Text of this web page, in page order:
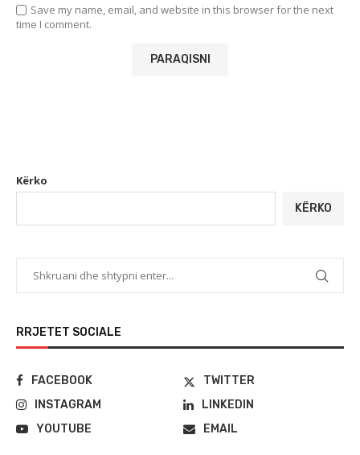
Save my name, email, and website in this browser for the next
time I comment.
Kërko
KËRKO
RRJETET SOCIALE
FACEBOOK
TWITTER
INSTAGRAM
LINKEDIN
YOUTUBE
EMAIL